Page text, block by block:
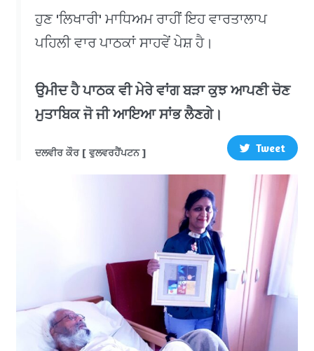
ਹੁਣ 'ਲਿਖਾਰੀ' ਮਾਧਿਅਮ ਰਾਹੀਂ ਇਹ ਵਾਰਤਾਲਾਪ
ਪਹਿਲੀ ਵਾਰ ਪਾਠਕਾਂ ਸਾਹਵੇਂ ਪੇਸ਼ ਹੈ।
ਉਮੀਦ ਹੈ ਪਾਠਕ ਵੀ ਮੇਰੇ ਵਾਂਗ ਬੜਾ ਕੁਝ ਆਪਣੀ ਚੋਣ
ਮੁਤਾਬਿਕ ਜੋ ਜੀ ਆਇਆ ਸਾਂਭ ਲੈਣਗੇ।
ਦਲਵੀਰ ਕੌਰ [ ਵੁਲਵਰਹੈਂਪਟਨ ] Tweet